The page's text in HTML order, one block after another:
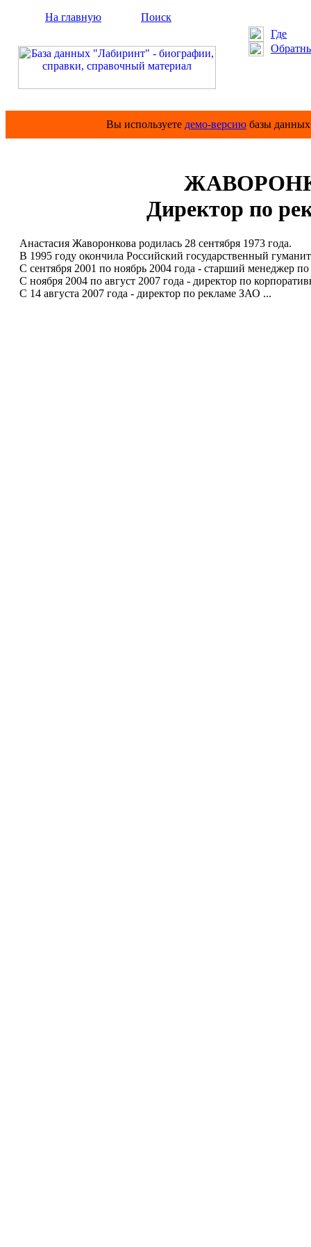
На главную
Поиск
Где
Вы используете демо-версию базы
Директор по
Анастасия Жаворонкова родилась 28 сентября 1973 года.
В 1995 году окончила Российский государственный
С сентября 2001 по ноябрь 2004 года - старший менеджер
С ноября 2004 по август 2007 года - директор по
С 14 августа 2007 года - директор по рекламе ЗАО ...